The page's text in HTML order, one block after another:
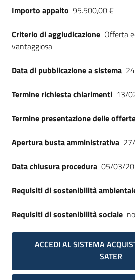
Importo appalto 95.500,00 €
Criterio di aggiudicazione Offerta
vantaggiosa
Data di pubblicazione a sistema
Termine richiesta chiarimenti 13/
Termine presentazione delle offerte
Apertura busta amministrativa
Data chiusura procedura 05/03/
Requisiti di sostenibilità
Requisiti di sostenibilità sociale no
ACCEDI AL SISTEMA
SATER